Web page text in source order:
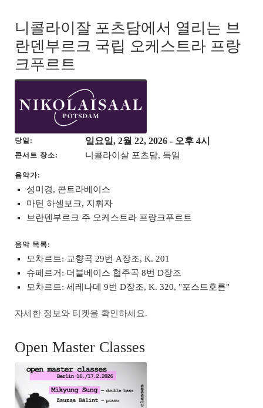
니콜라이잘 포츠담에서 열리는 브
란덴부르크 국립 오케스트라 프랑
크푸르트
당일 일요일, 2월 22, 2026 - 오후 4시
콘서트 장소 니콜라이살 포츠담, 독일
음악가:
성미경, 콘트라베이스
마틴 하셀보크, 지휘자
브란덴부르크 주 오케스트라 프랑크푸르트
음악 목록:
모차르트: 교향곡 29번 A장조, K. 201
슈페르거: 더블베이스 협주곡 8번 D장조
모차르트: 세레나데 9번 D장조, K. 320, "포스트호른"
자세한 정보와 티켓을 확인하세요.
Open Master Classes